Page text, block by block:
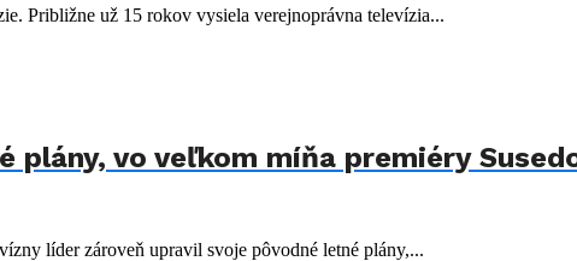
Približne už 15 rokov vysiela verejnoprávna televízia...
plány, vo veľkom míňa premiéry
líder zároveň upravil svoje pôvodné letné plány,...